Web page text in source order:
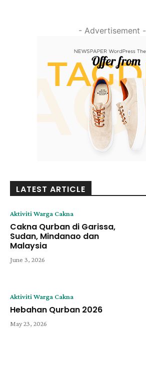
- Advertisement -
LATEST ARTICLE
Aktiviti Warga Cakna
Cakna Qurban di Garissa,
Sudan, Mindanao dan
Malaysia
June 3, 2026
Aktiviti Warga Cakna
Hebahan Qurban 2026
May 23, 2026